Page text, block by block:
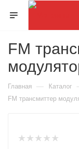
FM
Главная — Каталог
FM трансмиттер